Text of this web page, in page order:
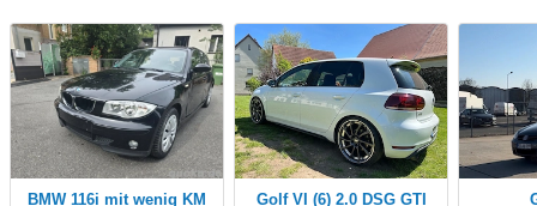
BMW 116i mit wenig KM Golf VI (6) 2.0 DSG GTI